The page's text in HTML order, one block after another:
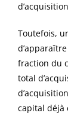
Toutefois,
fraction du
total
capital déjà